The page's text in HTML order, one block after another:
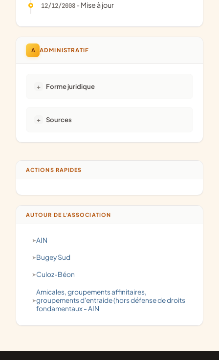
12/12/2008- Mise à jour
A ADMINISTRATIF
Forme juridique
Sources
ACTIONS RAPIDES
AUTOUR DE L'ASSOCIATION
AIN
Bugey Sud
Culoz-Béon
amicales, groupements affinitaires,
groupements d'entraide (hors défense de droits
fondamentaux - AIN